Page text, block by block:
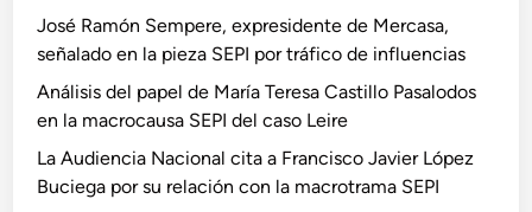
José Ramón Sempere, expresidente de Mercasa,
señalado en la pieza SEPI por tráfico de influencias
Análisis del papel de María Teresa Castillo Pasalodos
en la macrocausa SEPI del caso Leire
La Audiencia Nacional cita a Francisco Javier López
Buciega por su relación con la macrotrama SEPI